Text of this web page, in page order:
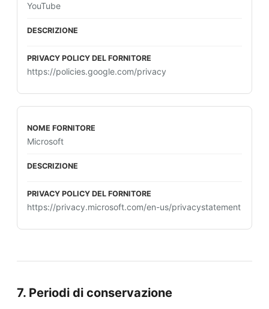
YouTube
https://policies.google.com/privacy
Microsoft
https://privacy.microsoft.com/en-us/privacystatement
7. Periodi di conservazione